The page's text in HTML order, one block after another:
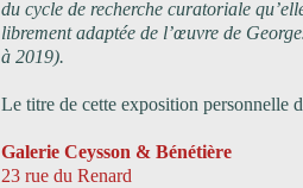
du cycle de recherche curatoriale
librement adaptée de l’œuvre de
à 2019).
Le titre de cette exposition personnelle
Galerie Ceysson & Bénétière
23 rue du Renard